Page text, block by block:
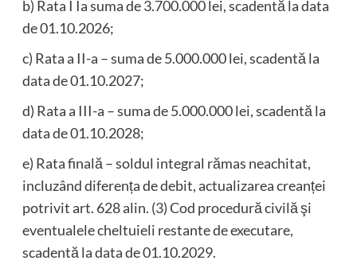
b) Rata I Ia suma de 3.700.000 lei, scadentă la data
de 01.10.2026;
c) Rata a II-a – suma de 5.000.000 lei, scadentă la
data de 01.10.2027;
d) Rata a III-a – suma de 5.000.000 lei, scadentă la
data de 01.10.2028;
e) Rata finală – soldul integral rămas neachitat,
incluzând diferența de debit, actualizarea creanței
potrivit art. 628 alin. (3) Cod procedură civilă şi
eventualele cheltuieli restante de executare,
scadentă la data de 01.10.2029.